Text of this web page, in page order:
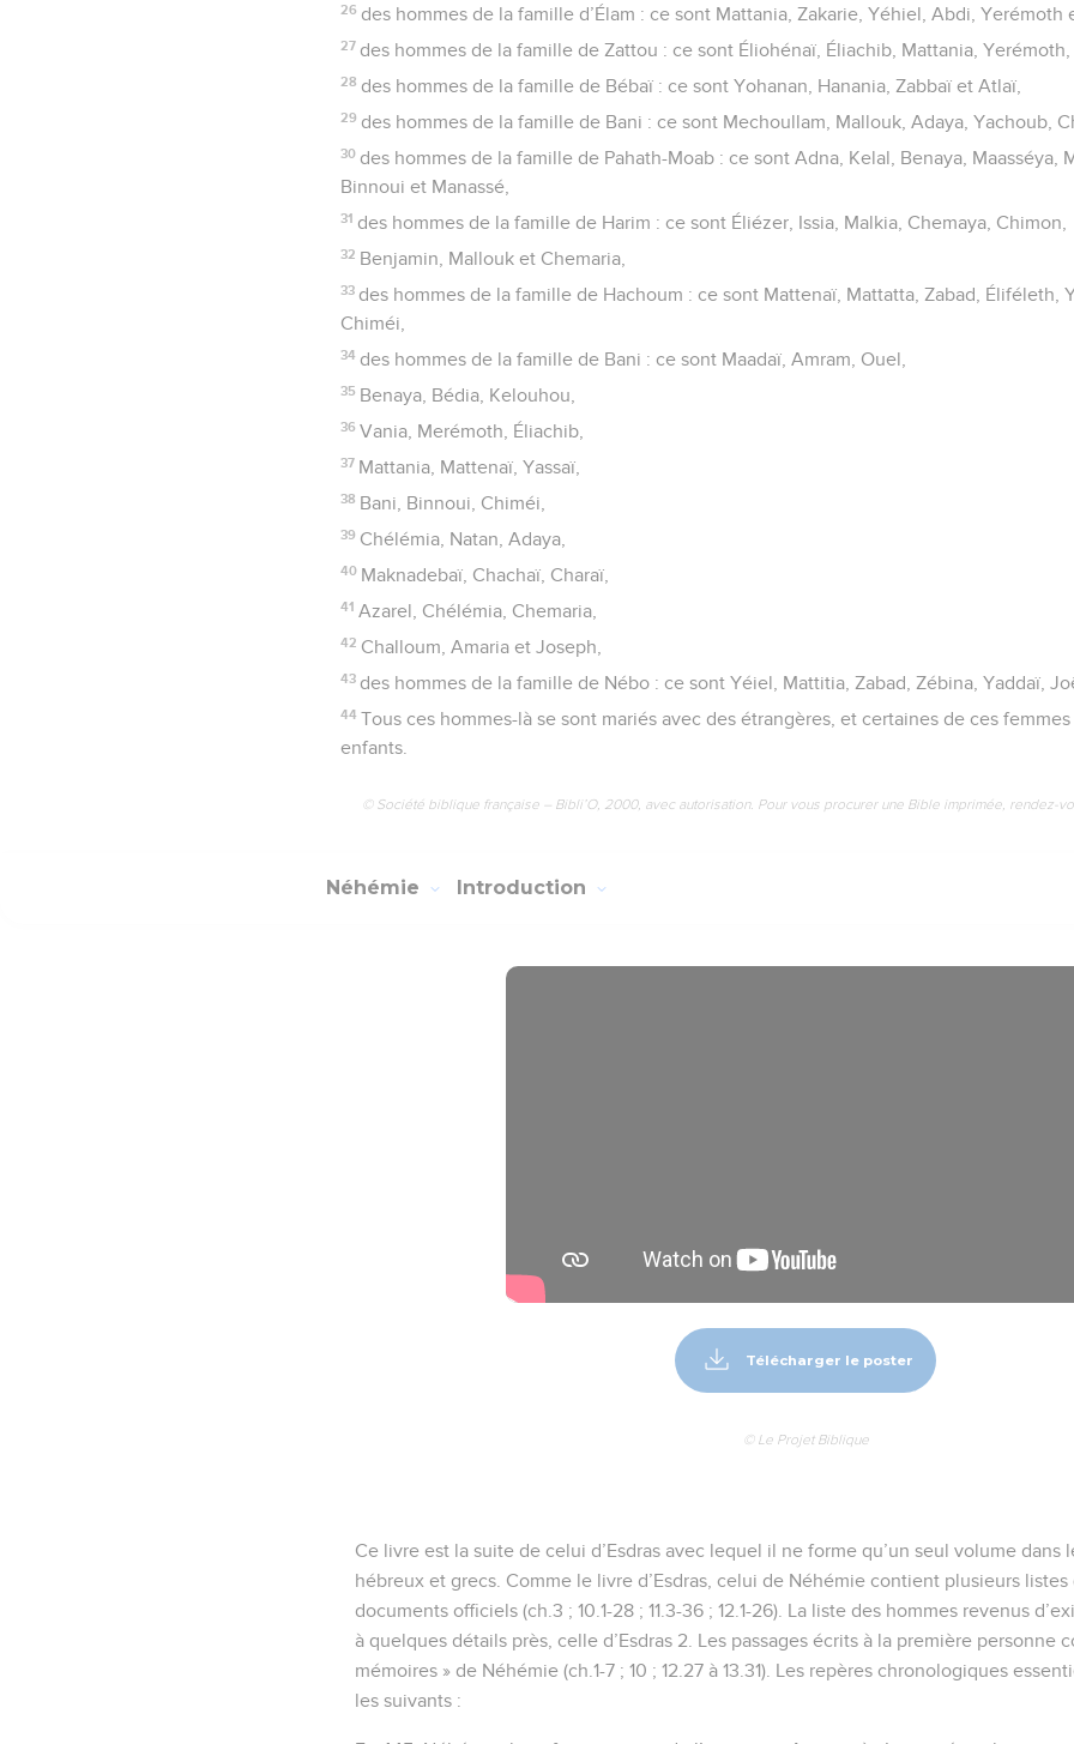
26 des hommes de la famille d’Élam : ce sont Mattania, Zakarie, Yéhiel, Abdi, Yerémoth
27 des hommes de la famille de Zattou : ce sont Éliohénaï, Éliachib, Mattania, Yerémoth,
28 des hommes de la famille de Bébaï : ce sont Yohanan, Hanania, Zabbaï et Atlaï,
29 des hommes de la famille de Bani : ce sont Mechoullam, Mallouk, Adaya, Yachoub,
30 des hommes de la famille de Pahath-Moab : ce sont Adna, Kelal, Benaya, Maasséya,
Binnoui et Manassé,
31 des hommes de la famille de Harim : ce sont Éliézer, Issia, Malkia, Chemaya, Chimon,
32 Benjamin, Mallouk et Chemaria,
33 des hommes de la famille de Hachoum : ce sont Mattenaï, Mattatta, Zabad, Éliféleth,
Chiméi,
34 des hommes de la famille de Bani : ce sont Maadaï, Amram, Ouel,
35 Benaya, Bédia, Kelouhou,
36 Vania, Merémoth, Éliachib,
37 Mattania, Mattenaï, Yassaï,
38 Bani, Binnoui, Chiméi,
39 Chélémia, Natan, Adaya,
40 Maknadebaï, Chachaï, Charaï,
41 Azarel, Chélémia, Chemaria,
42 Challoum, Amaria et Joseph,
43 des hommes de la famille de Nébo : ce sont Yéiel, Mattitia, Zabad, Zébina, Yaddaï,
44 Tous ces hommes-là se sont mariés avec des étrangères, et certaines de ces
enfants.
© Société biblique française – Bibli’O, 2000, avec autorisation. Pour vous procurer une Bible imprimée, rendez-
Néhémie Introduction
Télécharger le poster
© Le Projet Biblique
Ce livre est la suite de celui d’Esdras avec lequel il ne forme qu’un seul volume dans
hébreux et grecs. Comme le livre d’Esdras, celui de Néhémie contient plusieurs
documents officiels (ch.3 ; 10.1-28 ; 11.3-36 ; 12.1-26). La liste des hommes revenus
à quelques détails près, celle d’Esdras 2. Les passages écrits à la première personne
mémoires » de Néhémie (ch.1-7 ; 10 ; 12.27 à 13.31). Les repères chronologiques
les suivants :